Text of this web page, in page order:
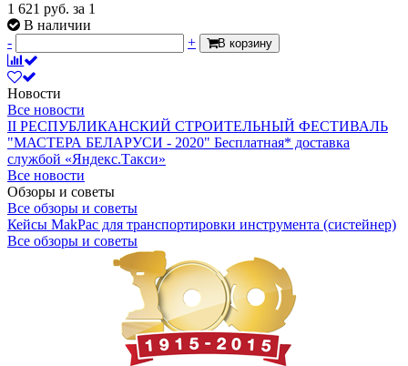
1 621 руб. за 1
В наличии
-
+ В корзину
Новости
Все новости
II РЕСПУБЛИКАНСКИЙ СТРОИТЕЛЬНЫЙ ФЕСТИВАЛЬ
"МАСТЕРА БЕЛАРУСИ - 2020" Бесплатная* доставка
службой «Яндекс.Такси»
Все новости
Обзоры и советы
Все обзоры и советы
Кейсы MakPac для транспортировки инструмента (систейнер)
Все обзоры и советы